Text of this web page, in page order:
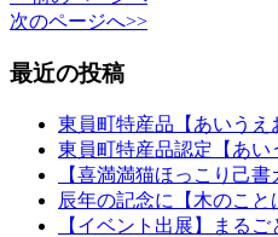
次のページへ>>
最近の投稿
東員町特産品【あいうえ
東員町特産品認定【あい
【喜満満猫ほっこり己
辰年の記念に【木のこ
【イベント出展】まる